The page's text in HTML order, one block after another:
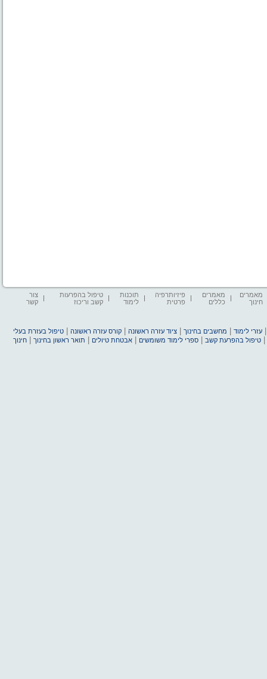
מאמרים
חינוך
מאמרים
כללים
פיזיותרפיה
פרטית
תוכנות
לימוד
טיפול בהפרעות
קשב וריכוז
צור
קשר
עזרי לימוד מחשבים בחינוך |ציוד עזרה ראשונה |קורס עזרה ראשונה |טיפול בעזרת בעלי
|טיפול בהפרעת קשב |ספרי לימוד משומשים |אבטחת טיולים תואר ראשון בחינוך |חינוך